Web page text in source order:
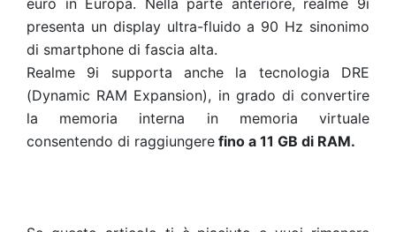
presenta un display ultra-fluido a 90 Hz sinonimo
di smartphone di fascia alta.
Realme 9i supporta anche la tecnologia DRE
(Dynamic RAM Expansion), in grado di convertire
la memoria interna in memoria virtuale
consentendo di raggiungere fino a 11 GB di RAM.